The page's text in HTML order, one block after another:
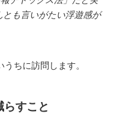
も言いがたい浮遊感が
ちに訪問します。
すこと